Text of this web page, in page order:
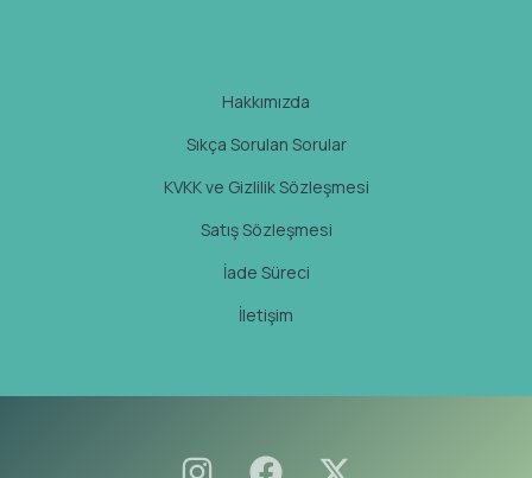
Hakkımızda
Sıkça Sorulan Sorular
KVKK ve Gizlilik Sözleşmesi
Satış Sözleşmesi
İade Süreci
İletişim